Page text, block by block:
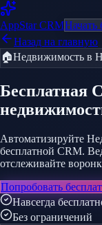
AppStarCRMНачать
Назад на главную
🏠Недвижимость в
Бесплатная
Автоматизируйте
бесплатной CRM.
отслеживайте
Попробовать
Навсегда
Без ограничений